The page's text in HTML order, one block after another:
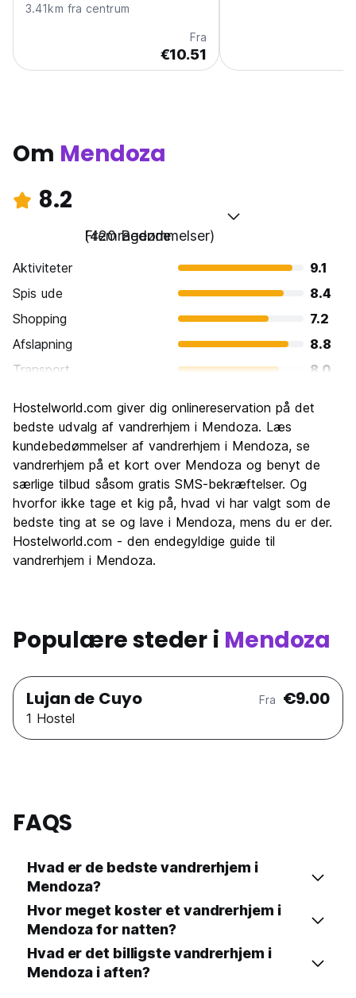
3.41km fra centrum
Fra
€10.51
Om Mendoza
8.2
Fremragende
(420 Bedømmelser)
Aktiviteter
9.1
Spis ude
8.4
Shopping
7.2
Afslapning
8.8
Transport
8.0
Kultur
Fester
Værdi for pengene
8.1
Hostelworld.com giver dig onlinereservation på det
bedste udvalg af vandrerhjem i Mendoza. Læs
kundebedømmelser af vandrerhjem i Mendoza, se
vandrerhjem på et kort over Mendoza og benyt de
særlige tilbud såsom gratis SMS-bekræftelser. Og
hvorfor ikke tage et kig på, hvad vi har valgt som de
bedste ting at se og lave i Mendoza, mens du er der.
Hostelworld.com - den endegyldige guide til
vandrerhjem i Mendoza.
Populære steder i Mendoza
Lujan de Cuyo Fra €9.00
1 Hostel
FAQS
Hvad er de bedste vandrerhjem i
Mendoza?
Hvor meget koster et vandrerhjem i
Mendoza for natten?
Hvad er det billigste vandrerhjem i
Mendoza i aften?